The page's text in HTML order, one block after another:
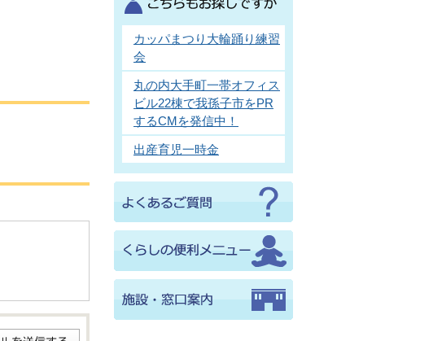
カッパまつり大輪踊り練習
会
丸の内大手町一帯オフィス
ビル22棟で我孫子市をPR
するCMを発信中！
出産育児一時金